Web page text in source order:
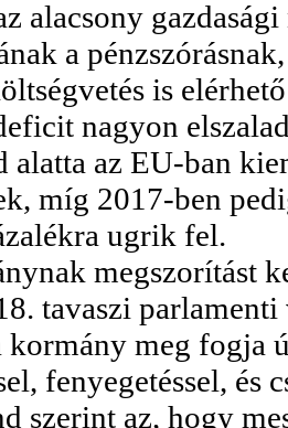
alacsony
a
is
nagyon
alatta az EU-ban
míg 2017-ben
ugrik fel.
megszorítást
tavaszi
kormány meg fogja
fenyegetéssel, és
szerint az, hogy